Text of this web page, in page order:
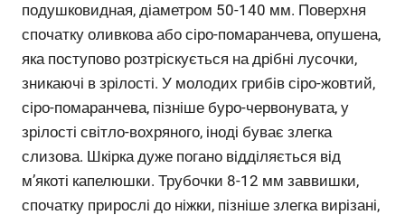
подушковидная, діаметром 50-140 мм. Поверхня
спочатку оливкова або сіро-помаранчева, опушена,
яка поступово розтріскується на дрібні лусочки,
зникаючі в зрілості. У молодих грибів сіро-жовтий,
сіро-помаранчева, пізніше буро-червонувата, у
зрілості світло-вохряного, іноді буває злегка
слизова. Шкірка дуже погано відділяється від
м’якоті капелюшки. Трубочки 8-12 мм заввишки,
спочатку прирослі до ніжки, пізніше злегка вирізані,